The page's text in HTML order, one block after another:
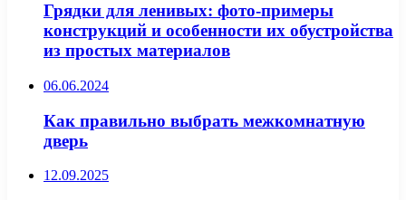
Грядки для ленивых: фото-примеры
конструкций и особенности их обустройства
из простых материалов
06.06.2024
Как правильно выбрать межкомнатную
дверь
12.09.2025